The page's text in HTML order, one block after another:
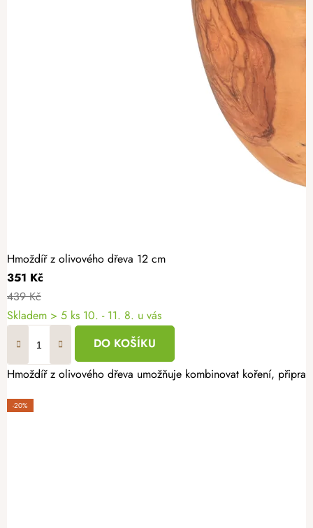
Hmoždíř z olivového dřeva 12 cm
351 Kč
439 Kč
Skladem > 5 ks 10. - 11. 8. u vás
DO KOŠÍKU
Hmoždíř z olivového dřeva umožňuje kombinovat koření,
-20%